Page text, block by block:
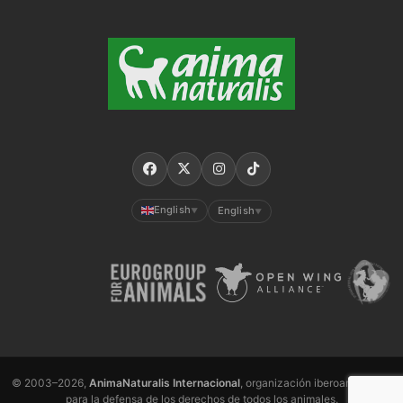
English ▼ English ▼
© 2003–2026, AnimaNaturalis Internacional, organización iberoamericana
para la defensa de los derechos de todos los animales.